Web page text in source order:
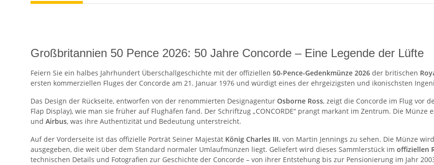
Großbritannien 50 Pence 2026: 50 Jahre Concorde – Eine Legende der Lüfte
Feiern Sie ein halbes Jahrhundert Überschallgeschichte mit der offiziellen 50-Pence-Gedenkmünze 2026 der britischen
ersten kommerziellen Fluges der Concorde am 21. Januar 1976 und würdigt eines der ehrgeizigsten und ikonischsten
Das Design der Rückseite, entworfen von der renommierten Designagentur Osborne Ross, zeigt die Concorde im Flug vor
Flap Display), wie man sie früher auf Flughäfen fand. Der Schriftzug „CONCORDE“ prangt markant im Zentrum. Die
und Airbus, was ihre Authentizität und Bedeutung unterstreicht.
Auf der Vorderseite ist das offizielle Porträt Seiner Majestät König Charles III. von Martin Jennings zu sehen. Die Münze
ausgegeben, die weit über dem Standard normaler Umlaufmünzen liegt. Geliefert wird dieses Sammlerstück im offiziellen
technischen Details und Fotografien zur Geschichte der Concorde – von ihrer Entstehung bis zur Pensionierung im Jahr